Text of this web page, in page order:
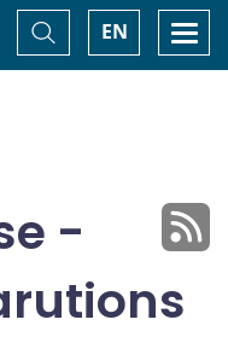
EN
Basculer
la
recherche
-